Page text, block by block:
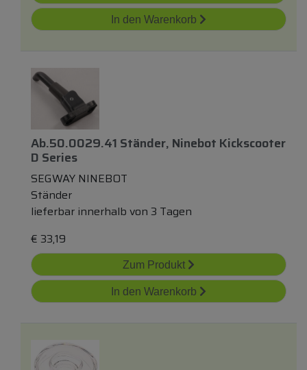
In den Warenkorb
Ab.50.0029.41 Ständer, Ninebot Kickscooter
D Series
SEGWAY NINEBOT
Ständer
lieferbar innerhalb von 3 Tagen
€ 33,19
Zum Produkt
In den Warenkorb